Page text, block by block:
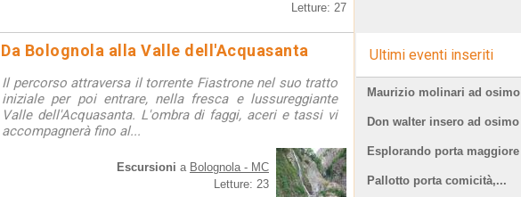
Letture: 27
Da Bolognola alla Valle dell'Acquasanta
Il percorso attraversa il torrente Fiastrone nel suo tratto
iniziale per poi entrare, nella fresca e lussureggiante
Valle dell'Acquasanta. L'ombra di faggi, aceri e tassi vi
accompagnerà fino al...
Escursioni a Bolognola - MC
Letture: 23
Ultimi eventi inseriti
Maurizio molinari ad osimo
Don walter insero ad osimo
Esplorando porta maggiore
Pallotto porta comicità,...